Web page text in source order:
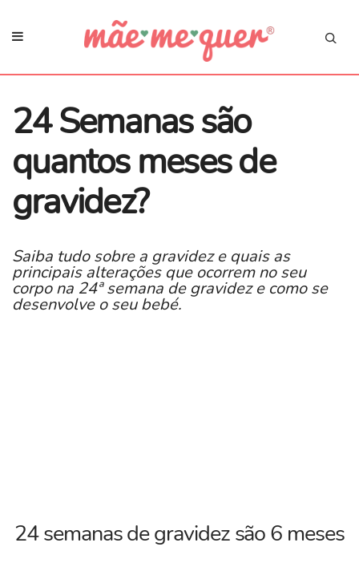
24 Semanas são
quantos meses de
gravidez?
Saiba tudo sobre a gravidez e quais as
principais alterações que ocorrem no seu
corpo na 24ª semana de gravidez e como se
desenvolve o seu bebé.
24 semanas de gravidez são 6 meses